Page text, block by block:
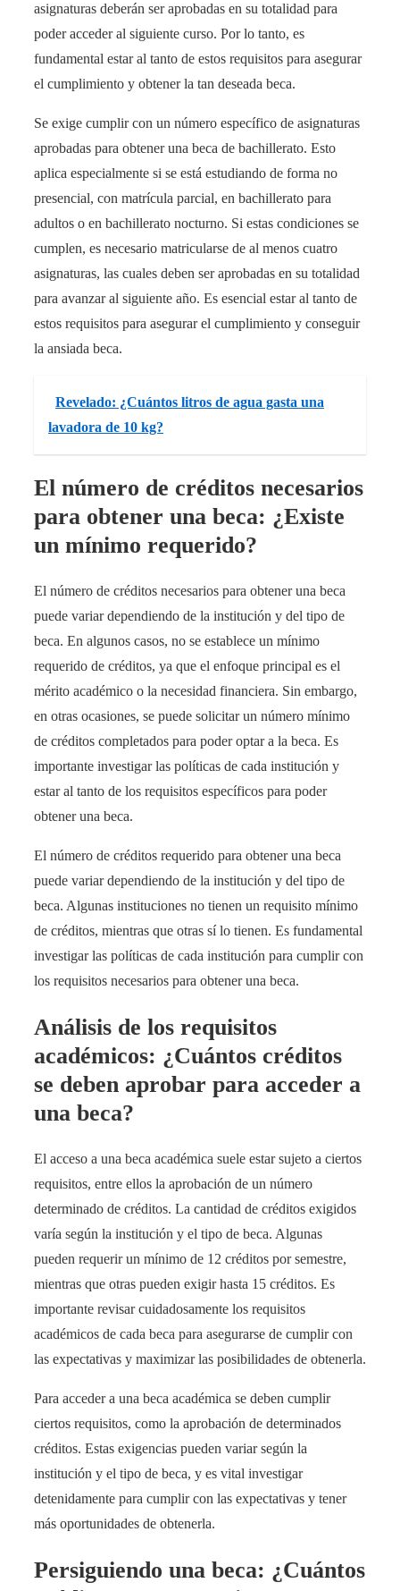
asignaturas deberán ser aprobadas en su totalidad para
poder acceder al siguiente curso. Por lo tanto, es
fundamental estar al tanto de estos requisitos para asegurar
el cumplimiento y obtener la tan deseada beca.
Se exige cumplir con un número específico de asignaturas
aprobadas para obtener una beca de bachillerato. Esto
aplica especialmente si se está estudiando de forma no
presencial, con matrícula parcial, en bachillerato para
adultos o en bachillerato nocturno. Si estas condiciones se
cumplen, es necesario matricularse de al menos cuatro
asignaturas, las cuales deben ser aprobadas en su totalidad
para avanzar al siguiente año. Es esencial estar al tanto de
estos requisitos para asegurar el cumplimiento y conseguir
la ansiada beca.
Revelado: ¿Cuántos litros de agua gasta una
lavadora de 10 kg?
El número de créditos necesarios
para obtener una beca: ¿Existe
un mínimo requerido?
El número de créditos necesarios para obtener una beca
puede variar dependiendo de la institución y del tipo de
beca. En algunos casos, no se establece un mínimo
requerido de créditos, ya que el enfoque principal es el
mérito académico o la necesidad financiera. Sin embargo,
en otras ocasiones, se puede solicitar un número mínimo
de créditos completados para poder optar a la beca. Es
importante investigar las políticas de cada institución y
estar al tanto de los requisitos específicos para poder
obtener una beca.
El número de créditos requerido para obtener una beca
puede variar dependiendo de la institución y del tipo de
beca. Algunas instituciones no tienen un requisito mínimo
de créditos, mientras que otras sí lo tienen. Es fundamental
investigar las políticas de cada institución para cumplir con
los requisitos necesarios para obtener una beca.
Análisis de los requisitos
académicos: ¿Cuántos créditos
se deben aprobar para acceder a
una beca?
El acceso a una beca académica suele estar sujeto a ciertos
requisitos, entre ellos la aprobación de un número
determinado de créditos. La cantidad de créditos exigidos
varía según la institución y el tipo de beca. Algunas
pueden requerir un mínimo de 12 créditos por semestre,
mientras que otras pueden exigir hasta 15 créditos. Es
importante revisar cuidadosamente los requisitos
académicos de cada beca para asegurarse de cumplir con
las expectativas y maximizar las posibilidades de obtenerla.
Para acceder a una beca académica se deben cumplir
ciertos requisitos, como la aprobación de determinados
créditos. Estas exigencias pueden variar según la
institución y el tipo de beca, y es vital investigar
detenidamente para cumplir con las expectativas y tener
más oportunidades de obtenerla.
Persiguiendo una beca: ¿Cuántos